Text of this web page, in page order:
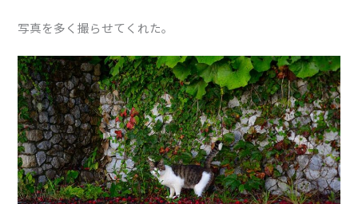
写真を多く撮らせてくれた。